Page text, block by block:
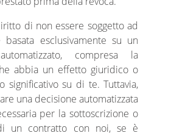
di non essere soggetto ad
basata esclusivamente su un
compresa la
abbia un effetto giuridico o
significativo su di te. Tuttavia,
una decisione automatizzata
per la sottoscrizione o
un contratto con noi, se è